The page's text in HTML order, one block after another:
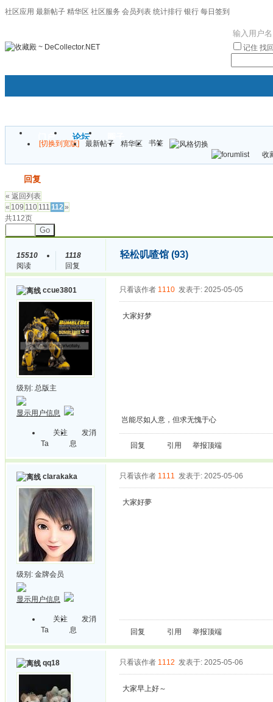
社区应用 最新帖子 精华区 社区服务 会员列表 统计排行 银行 每日签到
记住 找
门户 论坛
[切换到宽版] 最新帖子 精华区
书签
收
回复
« 返回列表
« 109 110 111 112»
共112页
Go
15510
阅读
1118
回复
轻松叽喳馆 (93)
ccue3801
级别: 总版主
显示用户信息
关注
Ta
发消
息
只看该作者 1110 发表于: 2025-05-05
大家好梦
岂能尽如人意，但求无愧于心
回复 引用 举报顶端
clarakaka
级别: 金牌会员
显示用户信息
关注
Ta
发消
息
只看该作者 1111 发表于: 2025-05-06
大家好夢
回复 引用 举报顶端
qq18 只看该作者 1112 发表于: 2025-05-06
大家早上好～